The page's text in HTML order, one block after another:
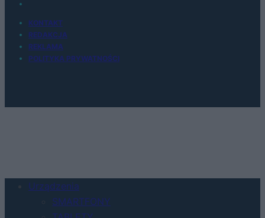
KONTAKT
REDAKCJA
REKLAMA
POLITYKA PRYWATNOŚCI
Urządzenia
SMARTFONY